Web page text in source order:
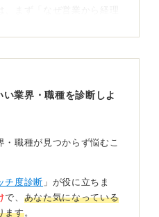
まず「なぜ営業から経理
して伝えることが必要で
した」「論理的に数字を
」といった具体的な動機
ます。
強みなどを伝えよう
業界・職種を診断しよ
・職種が見つからず悩むこ
チ度診断 」が役に立ちま
で、 あなた気になっている
ます。